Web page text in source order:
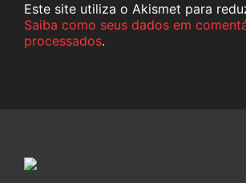
Este site utiliza o Akismet para
Saiba como seus dados em
processados.